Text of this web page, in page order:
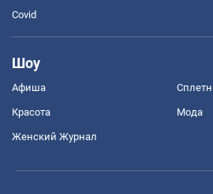
Covid
Шоу
Афиша
Красота Мода
Женский Журнал